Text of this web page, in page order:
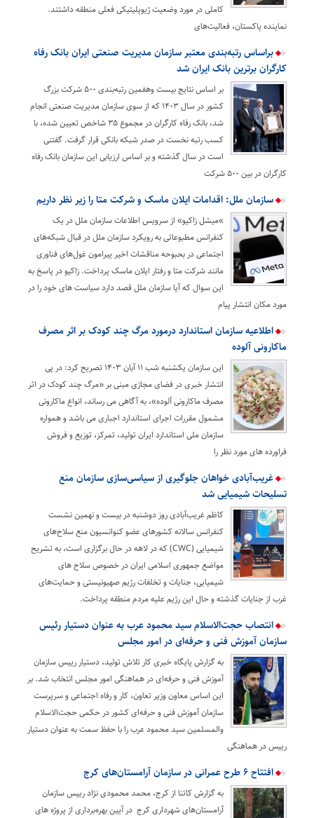
کاملی در مورد وضعیت ژیوپلیتیکی فعلی منطقه داشتند.
نماینده پاکستان، فعالیت‌های
براساس رتبه‌بندی معتبر سازمان مدیریت صنعتی ایران بانک رفاه
کارگران برترین بانک ایران شد
بر اساس نتایج بیست‌ وهفمین رتبه‌بندی ۵۰۰ شرکت بزرگ
کشور در سال ۱۴۰۳ که از سوی سازمان مدیریت صنعتی انجام
شد‌، بانک رفاه کارگران در مجموع ۳۵ شاخص تعیین شده‌، با
کسب رتبه نخست در صدر شبکه بانکی قرار گرفت. گفتنی
است در سال گذشته و بر اساس ارزیابی این سازمان بانک رفاه
کارگران در بین ۵۰۰ شرکت
سازمان ملل: اقدامات ایلان ماسک و شرکت متا را زیر نظر داریم
»میشل زاکیو» از سرویس اطلاعات سازمان ملل در یک
کنفرانس مطبوعاتی به رویکرد سازمان ملل در قبال شبکه‌های
اجتماعی در بحبوحه مناقشات اخیر پیرامون غول‌های فناوری
مانند شرکت متا و رفتار ایلان ماسک پرداخت. زاکیو در پاسخ به
این سوال که آیا سازمان ملل قصد دارد سیاست های خود را در
مورد مکان انتشار پیام
اطلاعیه سازمان استاندارد درمورد مرگ چند کودک بر اثر مصرف
ماکارونی آلوده
این سازمان یکشنبه شب ۱۱ آبان ۱۴۰۳ تصریح کرد: در پی
انتشار خبری در فضای مجازی مبنی بر «مرگ چند کودک در اثر
مصرف ماکارونی آلوده»، به آگاهی می رساند، انواع ماکارونی
مشمول مقررات اجرای استاندارد اجباری می باشد و همواره
سازمان ملی استاندارد ایران تولید، تمرکز، توزیع و فروش
فراورده های مورد نظر را
غریب‌آبادی خواهان جلوگیری از سیاسی‌سازی سازمان منع
تسلیحات شیمیایی شد
کاظم غریب‌آبادی روز دوشنبه در بیست و نهمین نشست
کنفرانس سالانه کشورهای عضو کنوانسیون منع سلاح‌های
شیمیایی (CWC) که در لاهه در حال برگزاری است، به تشریح
مواضع جمهوری اسلامی ایران در خصوص سلاح های
شیمیایی، جنایات و تخلفات رژیم صهیونیستی و حمایت‌های
غرب از جنایات گذشته و حال این رژیم علیه مردم منطقه پرداخت.
انتصاب حجت‌الاسلام سید محمود عرب به عنوان دستیار رئیس
سازمان آموزش فنی و حرفه‌ای در امور مجلس
به گزارش پایگاه خبری کار تلاش تولید، دستیار رییس سازمان
آموزش فنی و حرفه‌ای در هماهنگی امور مجلس انتخاب شد. بر
این اساس معاون وزیر تعاون، کار و رفاه اجتماعی و سرپرست
سازمان آموزش فنی و حرفه‌ای کشور در حکمی حجت‌الاسلام
والمسلمین سید محمود عرب را با حفظ سمت به عنوان دستیار
رییس در هماهنگی
افتتاح ۶ طرح عمرانی در سازمان آرامستان‌های کرج
به گزارش کاتنا از کرج، محمد محمودی نژاد رییس سازمان
آرامستان‌های شهرداری کرج در آیین بهره‌برداری از پروژه های